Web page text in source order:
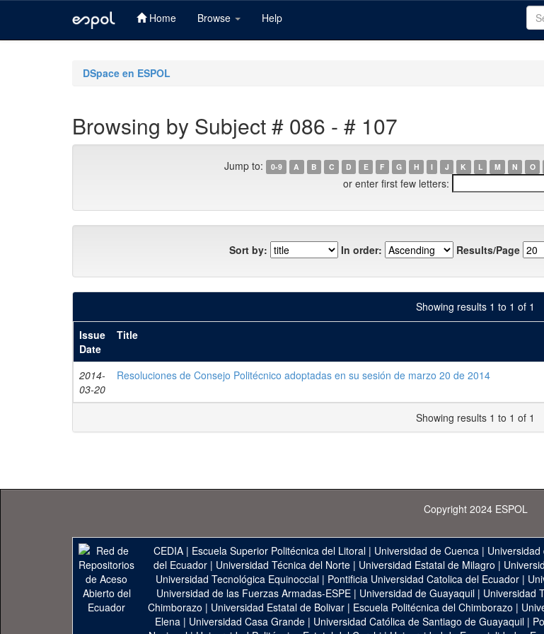
Home Browse Help
DSpace en ESPOL
Browsing by Subject # 086 - # 107
Jump to: 0-9 A B C D E F G H I J K L M N O
or enter first few letters:
Sort by: In order: Results/Page
Showing results 1 to 1 of 1
Issue
Date
Title
2014-
03-20
Resoluciones de Consejo Politécnico adoptadas en su sesión de marzo 20 de 2014
Showing results 1 to 1 of 1
Copyright 2024 ESPOL
CEDIA | Escuela Superior Politécnica del Litoral | Universidad de Cuenca | Universidad
del Ecuador| Universidad Técnica del Norte| Universidad Estatal de Milagro |
Universidad Tecnológica Equinoccial| Pontificia Universidad Catolica del Ecuador|
Universidad de las Fuerzas Armadas-ESPE | Universidad de Guayaquil | Universidad
Chimborazo | Universidad Estatal de Bolivar| Escuela Politécnica del Chimborazo |
Elena | Universidad Casa Grande | Universidad Católica de Santiago de Guayaquil |